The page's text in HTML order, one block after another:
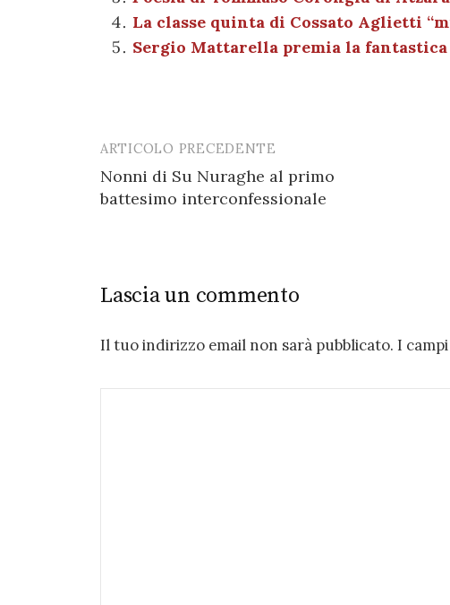
o
o
p
p
er m n
La classe quinta di Cossato Aglietti
Sergio Mattarella premia la fantastica
Post
navigation
ARTICOLO PRECEDENTE
Nonni di Su Nuraghe al primo
battesimo interconfessionale
Lascia un commento
Il tuo indirizzo email non sarà pubblicato. I